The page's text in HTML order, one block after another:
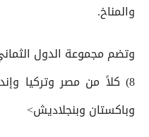
والمناخ.
8) كلاً من مصر وتركيا
وباكستان وبنجلاديش>